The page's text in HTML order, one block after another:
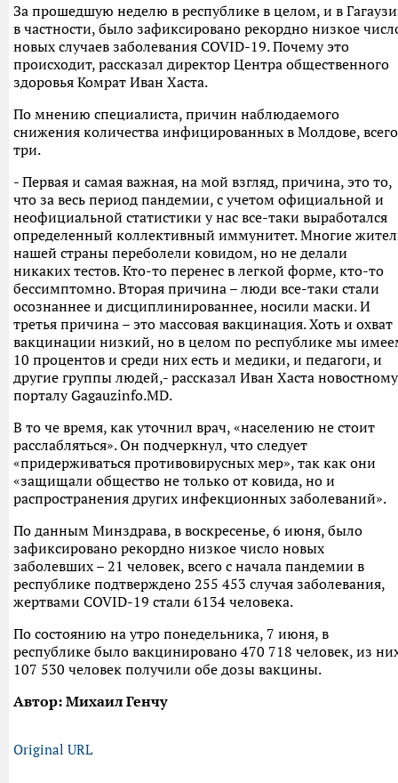
За прошедшую неделю в республике в целом, и в
в частности, было зафиксировано рекордно низкое
новых случаев заболевания COVID-19. Почему это
происходит, рассказал директор Центра общественного
здоровья Комрат Иван Хаста.
По мнению специалиста, причин наблюдаемого
снижения количества инфицированных в Молдове, всего
три.
- Первая и самая важная, на мой взгляд, причина, это то,
что за весь период пандемии, с учетом официальной и
неофициальной статистики у нас все-таки выработался
определенный коллективный иммунитет. Многие
нашей страны переболели ковидом, но не делали
никаких тестов. Кто-то перенес в легкой форме, кто-то
бессимптомно. Вторая причина – люди все-таки стали
осознаннее и дисциплинированнее, носили маски. И
третья причина – это массовая вакцинация. Хоть и охват
вакцинации низкий, но в целом по республике мы
10 процентов и среди них есть и медики, и педагоги, и
другие группы людей,- рассказал Иван Хаста новостному
порталу Gagauzinfo.MD.
В то че время, как уточнил врач, «населению не стоит
расслабляться». Он подчеркнул, что следует
«придерживаться противовирусных мер», так как они
«защищали общество не только от ковида, но и
распространения других инфекционных заболеваний».
По данным Минздрава, в воскресенье, 6 июня, было
зафиксировано рекордно низкое число новых
заболевших – 21 человек, всего с начала пандемии в
республике подтверждено 255 453 случая заболевания,
жертвами COVID-19 стали 6134 человека.
По состоянию на утро понедельника, 7 июня, в
республике было вакцинировано 470 718 человек, из
107 530 человек получили обе дозы вакцины.
Автор: Михаил Генчу
Original URL